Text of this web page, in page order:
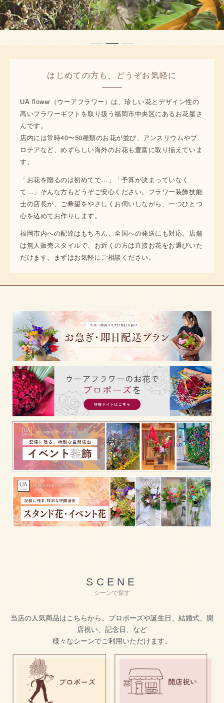
はじめての方も、どうぞお気軽に
UA flower（ウーアフラワー）は、珍しい花とデザイン性の
高いフラワーギフトを取り扱う福岡市中央区にあるお花屋さ
んです。
店内には常時40〜50種類のお花が並び、アンスリウムやプ
ロテアなど、めずらしい海外のお花も豊富に取り揃えていま
す。
「お花を贈るのは初めてで…」「予算が決まっていなく
て…」そんな方もどうぞご安心ください。フラワー装飾技能
士の店長が、ご希望をやさしくお伺いしながら、一つひとつ
心を込めてお作りします。
福岡市内への配達はもちろん、全国への発送にも対応。店舗
は無人販売スタイルで、お近くの方は直接お花をお選びいた
だけます。まずはお気軽にご相談ください。
SCENE
シーンで探す
当店の人気商品はこちらから。プロポーズや誕生日、結婚式、開
店祝い、記念日、など
様々なシーンでご利用いただけます。